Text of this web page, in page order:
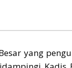
yang